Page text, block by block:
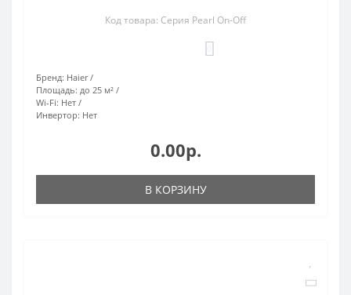
Код товара: Серия Pearl On-Off
Бренд: Haier
Площадь: до 25 м²
Wi-Fi: Нет
Инвертор: Нет
0.00р.
В КОРЗИНУ